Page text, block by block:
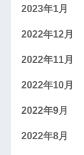
2023年1月
2022年12月
2022年11月
2022年10月
2022年9月
2022年8月